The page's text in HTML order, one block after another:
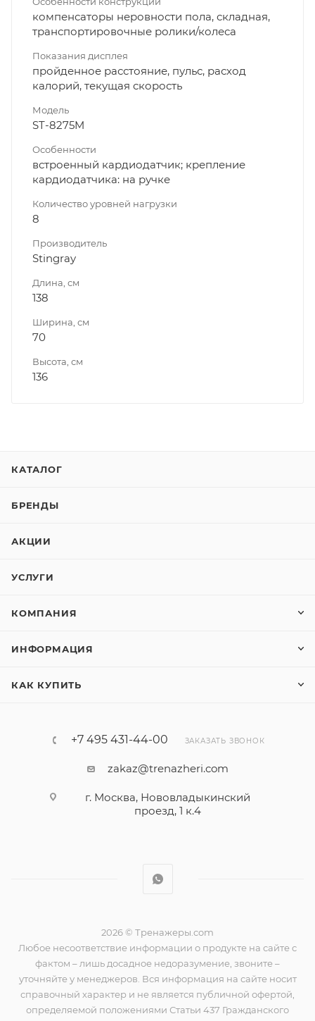
компенсаторы неровности пола, складная,
транспортировочные ролики/колеса
Показания дисплея
пройденное расстояние, пульс, расход
калорий, текущая скорость
Модель
ST-8275M
Особенности
встроенный кардиодатчик; крепление
кардиодатчика: на ручке
Количество уровней нагрузки
8
Производитель
Stingray
Длина, см
138
Ширина, см
70
Высота, см
136
КАТАЛОГ
БРЕНДЫ
АКЦИИ
УСЛУГИ
КОМПАНИЯ
ИНФОРМАЦИЯ
КАК КУПИТЬ
+7 495 431-44-00 ЗАКАЗАТЬ ЗВОНОК
zakaz@trenazheri.com
г. Москва, Нововладыкинский
проезд, 1 к.4
2026 © Тренажеры.com
Любое несоответствие информации о продукте на сайте с
фактом – лишь досадное недоразумение, звоните –
уточняйте у менеджеров. Вся информация на сайте носит
справочный характер и не является публичной офертой,
определяемой положениями Статьи 437 Гражданского